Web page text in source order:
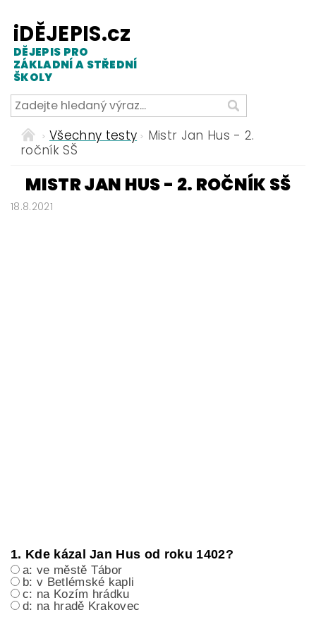
iDĚJEPIS.cz
DĚJEPIS PRO
ZÁKLADNÍ A STŘEDNÍ
ŠKOLY
Všechny testy
Mistr Jan Hus - 2.
ročník SŠ
MISTR JAN HUS - 2. ROČNÍK SŠ
18.8.2021
1. Kde kázal Jan Hus od roku 1402?
a: ve městě Tábor
b: v Betlémské kapli
c: na Kozím hrádku
d: na hradě Krakovec